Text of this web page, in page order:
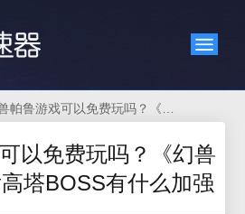
以免费玩吗？《幻兽
塔BOSS有什么加强